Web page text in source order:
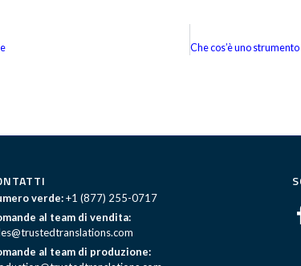
verde: +1 (877) 255-0717
al team di vendita:
al team di produzione: